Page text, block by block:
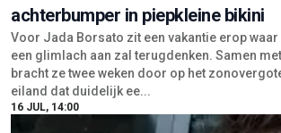
achterbumper in piepkleine bikini
Voor Jada Borsato zit een vakantie erop
een glimlach aan zal terugdenken. Samen
bracht ze twee weken door op het
eiland dat duidelijk ee...
16 JUL, 14:00